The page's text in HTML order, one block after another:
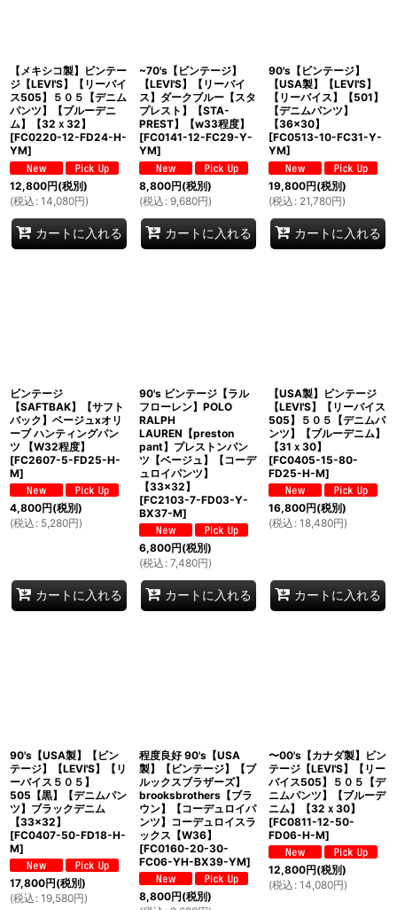
【メキシコ製】ビンテー
ジ【LEVI'S】【リーバイ
ス505】５０５【デニム
パンツ】【ブルーデニ
ム】【32ｘ32】
[FC0220-12-FD24-H-
YM]
12,800円(税別)
(税込 : 14,080円)
カートに入れる
~70's【ビンテージ】
【LEVI'S】【リーバイ
ス】ダークブルー【スタ
プレスト】【STA-
PREST】【w33程度】
[FC0141-12-FC29-Y-
YM]
8,800円(税別)
(税込 : 9,680円)
カートに入れる
90's【ビンテージ】
【USA製】【LEVI'S】
【リーバイス】【501】
【デニムパンツ】
【36×30】
[FC0513-10-FC31-Y-
YM]
19,800円(税別)
(税込 : 21,780円)
カートに入れる
ビンテージ
【SAFTBAK】【サフト
バック】ベージュxオリ
ーブ ハンティングパン
ツ 【W32程度】
[FC2607-5-FD25-H-
M]
4,800円(税別)
(税込 : 5,280円)
カートに入れる
90's ビンテージ【ラル
フローレン】POLO
RALPH
LAUREN【preston
pant】プレストンパン
ツ【ベージュ】【コーデ
ュロイパンツ】
【33×32】
[FC2103-7-FD03-Y-
BX37-M]
6,800円(税別)
(税込 : 7,480円)
カートに入れる
【USA製】ビンテージ
【LEVI'S】【リーバイス
505】５０５【デニムパ
ンツ】【ブルーデニム】
【31ｘ30】
[FC0405-15-80-
FD25-H-M]
16,800円(税別)
(税込 : 18,480円)
カートに入れる
90's【USA製】【ビン
テージ】【LEVI'S】【リ
ーバイス５０５】
505【黒】【デニムパン
ツ】ブラックデニム
【33×32】
[FC0407-50-FD18-H-
M]
17,800円(税別)
(税込 : 19,580円)
程度良好 90's【USA
製】【ビンテージ】【ブ
ルックスブラザーズ】
brooksbrothers【ブラ
ウン】【コーデュロイパ
ンツ】コーデュロイスラ
ックス【W36】
[FC0160-20-30-
FC06-YH-BX39-YM]
8,800円(税別)
〜00's【カナダ製】ビン
テージ【LEVI'S】【リー
バイス505】５０５【デ
ニムパンツ】【ブルーデ
ニム】【32ｘ30】
[FC0811-12-50-
FD06-H-M]
12,800円(税別)
(税込 : 14,080円)